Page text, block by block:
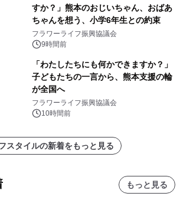
すか？」熊本のおじいちゃん、おばあ
ちゃんを想う、小学6年生との約束
フラワーライフ振興協議会
9時間前
「わたしたちにも何かできますか？」
子どもたちの一言から、熊本支援の輪
が全国へ
フラワーライフ振興協議会
10時間前
スタイルの新着をもっと見る
もっと見る